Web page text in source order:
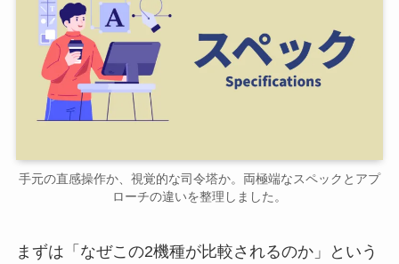
手元の直感操作か、視覚的な司令塔か。両極端なスペックとアプ
ローチの違いを整理しました。
まずは「なぜこの2機種が比較されるのか」という